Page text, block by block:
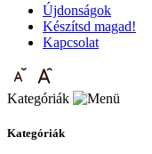
Újdonságok
Készítsd magad!
Kapcsolat
Kategóriák
Kategóriák